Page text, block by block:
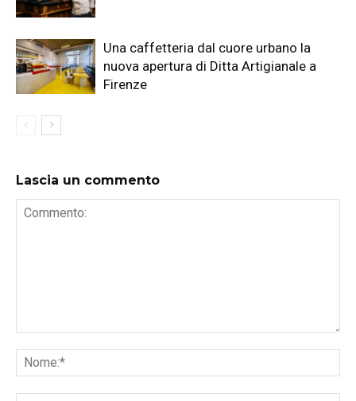
Una caffetteria dal cuore urbano la
nuova apertura di Ditta Artigianale a
Firenze
Lascia un commento